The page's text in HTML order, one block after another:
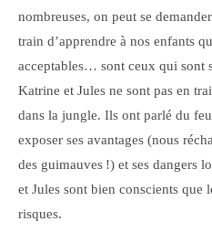
nombreuses, on peut se
train d’apprendre à nos enfants
acceptables… sont ceux qui sont
Katrine et Jules ne sont pas en
dans la jungle. Ils ont parlé du
exposer ses avantages (nous
des guimauves !) et ses dangers
et Jules sont bien conscients que
risques.